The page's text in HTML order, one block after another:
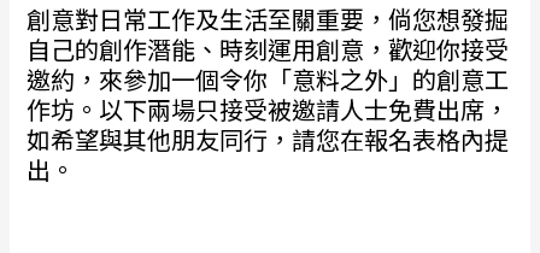
創意對日常工作及生活至關重要，倘您想發掘
自己的創作潛能、時刻運用創意，歡迎你接受
邀約，來參加一個令你「意料之外」的創意工
作坊。以下兩場只接受被邀請人士免費出席，
如希望與其他朋友同行，請您在報名表格內提
出。